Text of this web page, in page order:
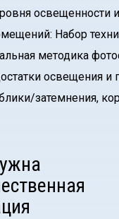
освещенности
Набор
методика
освещения и
затемнения,